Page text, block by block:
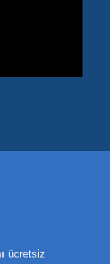
ücretsiz